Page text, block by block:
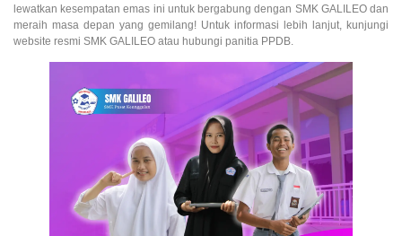
lewatkan kesempatan emas ini untuk bergabung dengan SMK GALILEO dan
meraih masa depan yang gemilang! Untuk informasi lebih lanjut, kunjungi
website resmi SMK GALILEO atau hubungi panitia PPDB.